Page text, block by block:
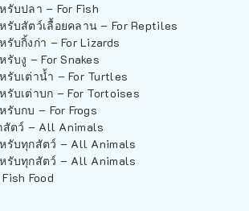
รับปลา – For Fish
รับสัตว์เลื้อยคลาน – For Reptiles
รับกิ้งก่า – For Lizards
รับงู – For Snakes
รับเต่าน้ำ – For Turtles
รับเต่าบก – For Tortoises
รับกบ – For Frogs
สัตว์ – All Animals
รับทุกสัตว์ – All Animals
รับทุกสัตว์ – All Animals
Food